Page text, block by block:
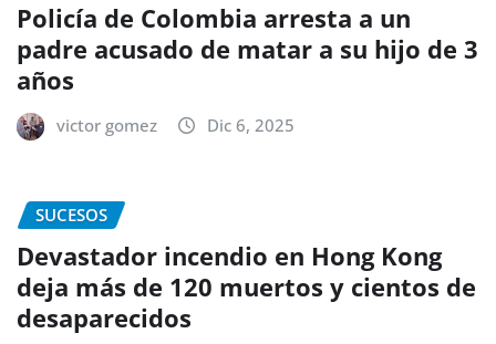
Policía de Colombia arresta a un
padre acusado de matar a su hijo de 3
años
victor gomez Dic 6, 2025
SUCESOS
Devastador incendio en Hong Kong
deja más de 120 muertos y cientos de
desaparecidos